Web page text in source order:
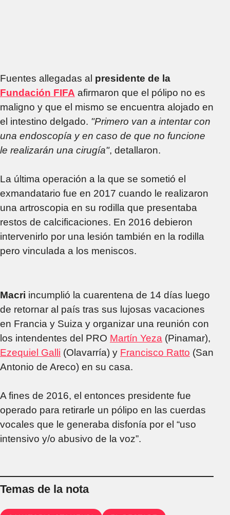
Fuentes allegadas al presidente de la
Fundación FIFA afirmaron que el pólipo no es
maligno y que el mismo se encuentra alojado en
el intestino delgado. "Primero van a intentar con
una endoscopía y en caso de que no funcione
le realizarán una cirugía", detallaron.
La última operación a la que se sometió el
exmandatario fue en 2017 cuando le realizaron
una artroscopia en su rodilla que presentaba
restos de calcificaciones. En 2016 debieron
intervenirlo por una lesión también en la rodilla
pero vinculada a los meniscos.
Macri incumplió la cuarentena de 14 días luego
de retornar al país tras sus lujosas vacaciones
en Francia y Suiza y organizar una reunión con
los intendentes del PRO Martín Yeza (Pinamar),
Ezequiel Galli (Olavarría) y Francisco Ratto (San
Antonio de Areco) en su casa.
A fines de 2016, el entonces presidente fue
operado para retirarle un pólipo en las cuerdas
vocales que le generaba disfonía por el “uso
intensivo y/o abusivo de la voz”.
Temas de la nota